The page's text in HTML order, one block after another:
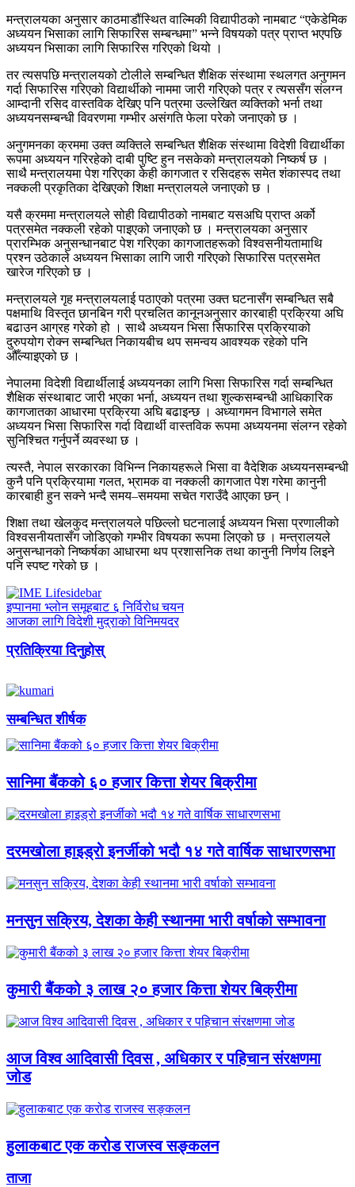
मन्त्रालयका अनुसार काठमाडौंस्थित वाल्मिकी विद्यापीठको नामबाट “एकेडेमिक
अध्ययन भिसाका लागि सिफारिस सम्बन्धमा” भन्ने विषयको पत्र प्राप्त भएपछि
अध्ययन भिसाका लागि सिफारिस गरिएको थियो ।
तर त्यसपछि मन्त्रालयको टोलीले सम्बन्धित शैक्षिक संस्थामा स्थलगत अनुगमन
गर्दा सिफारिस गरिएको विद्यार्थीको नाममा जारी गरिएको पत्र र त्यससँग संलग्न
आम्दानी रसिद वास्तविक देखिए पनि पत्रमा उल्लेखित व्यक्तिको भर्ना तथा
अध्ययनसम्बन्धी विवरणमा गम्भीर असंगति फेला परेको जनाएको छ ।
अनुगमनका क्रममा उक्त व्यक्तिले सम्बन्धित शैक्षिक संस्थामा विदेशी विद्यार्थीका
रूपमा अध्ययन गरिरहेको दाबी पुष्टि हुन नसकेको मन्त्रालयको निष्कर्ष छ ।
साथै मन्त्रालयमा पेश गरिएका केही कागजात र रसिदहरू समेत शंकास्पद तथा
नक्कली प्रकृतिका देखिएको शिक्षा मन्त्रालयले जनाएको छ ।
यसै क्रममा मन्त्रालयले सोही विद्यापीठको नामबाट यसअघि प्राप्त अर्को
पत्रसमेत नक्कली रहेको पाइएको जनाएको छ । मन्त्रालयका अनुसार
प्रारम्भिक अनुसन्धानबाट पेश गरिएका कागजातहरूको विश्वसनीयतामाथि
प्रश्न उठेकाले अध्ययन भिसाका लागि जारी गरिएको सिफारिस पत्रसमेत
खारेज गरिएको छ ।
मन्त्रालयले गृह मन्त्रालयलाई पठाएको पत्रमा उक्त घटनासँग सम्बन्धित सबै
पक्षमाथि विस्तृत छानबिन गरी प्रचलित कानूनअनुसार कारबाही प्रक्रिया अघि
बढाउन आग्रह गरेको हो । साथै अध्ययन भिसा सिफारिस प्रक्रियाको
दुरुपयोग रोक्न सम्बन्धित निकायबीच थप समन्वय आवश्यक रहेको पनि
औँल्याइएको छ ।
नेपालमा विदेशी विद्यार्थीलाई अध्ययनका लागि भिसा सिफारिस गर्दा सम्बन्धित
शैक्षिक संस्थाबाट जारी भएका भर्ना, अध्ययन तथा शुल्कसम्बन्धी आधिकारिक
कागजातका आधारमा प्रक्रिया अघि बढाइन्छ । अध्यागमन विभागले समेत
अध्ययन भिसा सिफारिस गर्दा विद्यार्थी वास्तविक रूपमा अध्ययनमा संलग्न रहेको
सुनिश्चित गर्नुपर्ने व्यवस्था छ ।
त्यस्तै, नेपाल सरकारका विभिन्न निकायहरूले भिसा वा वैदेशिक अध्ययनसम्बन्धी
कुनै पनि प्रक्रियामा गलत, भ्रामक वा नक्कली कागजात पेश गरेमा कानुनी
कारबाही हुन सक्ने भन्दै समय–समयमा सचेत गराउँदै आएका छन् ।
शिक्षा तथा खेलकुद मन्त्रालयले पछिल्लो घटनालाई अध्ययन भिसा प्रणालीको
विश्वसनीयतासँग जोडिएको गम्भीर विषयका रूपमा लिएको छ । मन्त्रालयले
अनुसन्धानको निष्कर्षका आधारमा थप प्रशासनिक तथा कानुनी निर्णय लिइने
पनि स्पष्ट गरेको छ ।
इप्पानमा भ्लोन समूहबाट ६ निर्विरोध चयन
आजका लागि विदेशी मुद्राको विनिमयदर
प्रतिक्रिया दिनुहोस्
सम्बन्धित शीर्षक
सानिमा बैंकको ६० हजार कित्ता शेयर बिक्रीमा
दरमखोला हाइड्रो इनर्जीको भदौ १४ गते वार्षिक साधारणसभा
मनसुन सक्रिय, देशका केही स्थानमा भारी वर्षाको सम्भावना
कुमारी बैंकको ३ लाख २० हजार कित्ता शेयर बिक्रीमा
आज विश्व आदिवासी दिवस , अधिकार र पहिचान संरक्षणमा
जोड
हुलाकबाट एक करोड राजस्व सङ्कलन
ताजा